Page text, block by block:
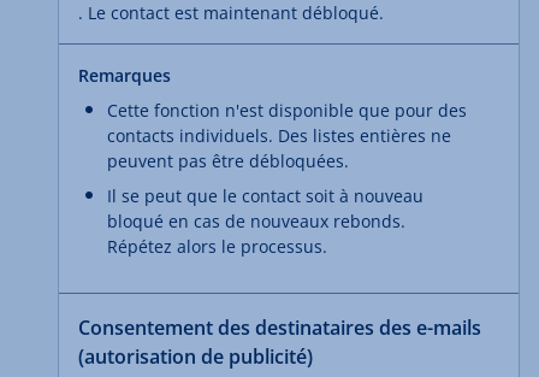
. Le contact est maintenant débloqué.
Remarques
Cette fonction n'est disponible que pour des
contacts individuels. Des listes entières ne
peuvent pas être débloquées.
Il se peut que le contact soit à nouveau
bloqué en cas de nouveaux rebonds.
Répétez alors le processus.
Consentement des destinataires des e-mails
(autorisation de publicité)